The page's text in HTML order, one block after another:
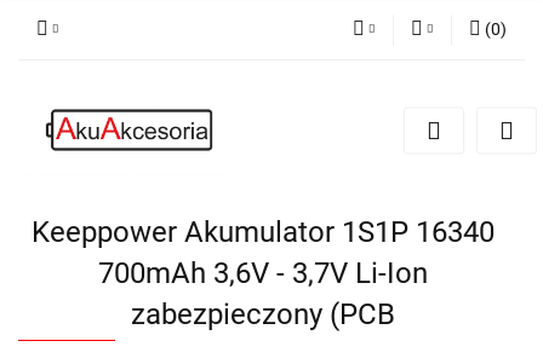
Zarejestruj się
(0)
Keeppower Akumulator 1S1P 16340
700mAh 3,6V - 3,7V Li-Ion
zabezpieczony (PCB